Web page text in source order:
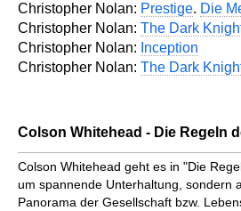
Christopher Nolan: Prestige. Die
Christopher Nolan: The Dark
Christopher Nolan: Inception
Christopher Nolan: The Dark
Colson Whitehead - Die Regeln
Colson Whitehead geht es in "Die
um spannende Unterhaltung, sondern
Panorama der Gesellschaft bzw.